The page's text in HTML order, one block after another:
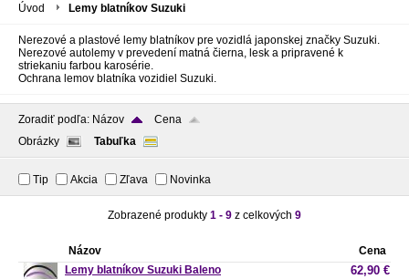
Úvod Lemy blatníkov Suzuki
Nerezové a plastové lemy blatníkov pre vozidlá japonskej značky Suzuki.
Nerezové autolemy v prevedení matná čierna, lesk a pripravené k
striekaniu farbou karosérie.
Ochrana lemov blatníka vozidiel Suzuki.
Zoradiť podľa: Názov
Cena
Obrázky
Tabuľka
Tip Akcia Zľava Novinka
Zobrazené produkty 1 - 9 z celkových 9
Názov
Cena
Lemy blatníkov Suzuki Baleno
62,90 €